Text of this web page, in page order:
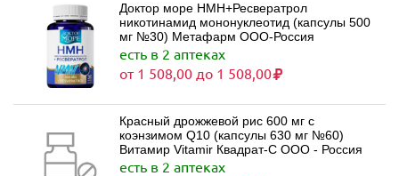
Доктор море НМН+Ресвератрол
никотинамид мононуклеотид (капсулы 500
мг №30) Метафарм ООО-Россия
есть в 2 аптеках
от 1 508,00 до 1 508,00
Красный дрожжевой рис 600 мг с
коэнзимом Q10 (капсулы 630 мг №60)
Витамир Vitamir Квадрат-С ООО - Россия
есть в 2 аптеках